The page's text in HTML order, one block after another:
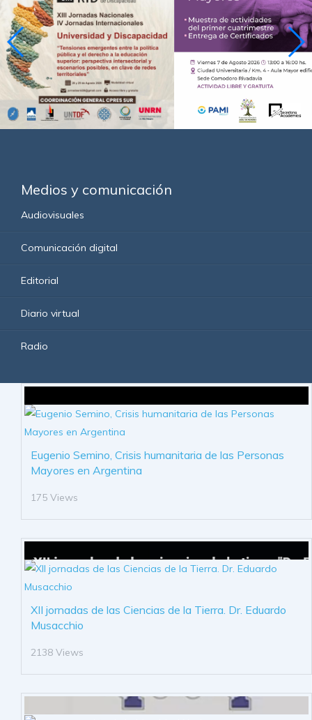
Medios y comunicación
Audiovisuales
Comunicación digital
Editorial
Diario virtual
Radio
Eugenio Semino, Crisis humanitaria de las Personas
Mayores en Argentina
175 Views
XII jornadas de las Ciencias de la Tierra. Dr. Eduardo
Musacchio
2138 Views